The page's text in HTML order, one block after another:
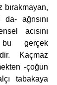
bırakmayan,
ağrısını
acısını
bu gerçek
Kaçmaz
-çoğun
tabakaya